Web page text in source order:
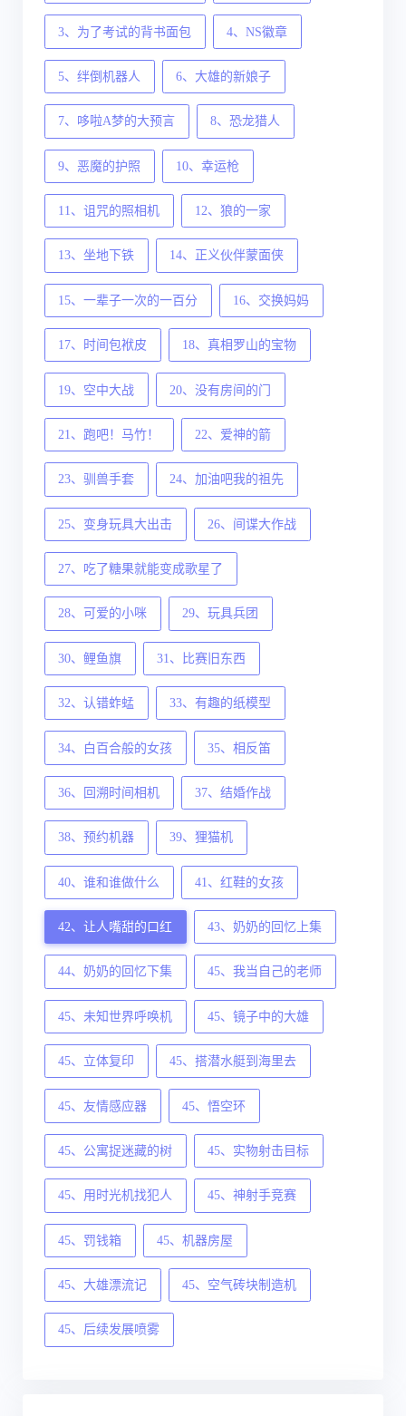
3、为了考试的背书面包 4、NS徽章
5、绊倒机器人 6、大雄的新娘子
7、哆啦A梦的大预言 8、恐龙猎人
9、恶魔的护照 10、幸运枪
11、诅咒的照相机 12、狼的一家
13、坐地下铁 14、正义伙伴蒙面侠
15、一辈子一次的一百分 16、交换妈妈
17、时间包袱皮 18、真相罗山的宝物
19、空中大战 20、没有房间的门
21、跑吧！马竹！ 22、爱神的箭
23、驯兽手套 24、加油吧我的祖先
25、变身玩具大出击 26、间谍大作战
27、吃了糖果就能变成歌星了
28、可爱的小咪 29、玩具兵团
30、鲤鱼旗 31、比赛旧东西
32、认错蚱蜢 33、有趣的纸模型
34、白百合般的女孩 35、相反笛
36、回溯时间相机 37、结婚作战
38、预约机器 39、狸猫机
40、谁和谁做什么 41、红鞋的女孩
42、让人嘴甜的口红 43、奶奶的回忆上集
44、奶奶的回忆下集 45、我当自己的老师
45、未知世界呼唤机 45、镜子中的大雄
45、立体复印 45、搭潜水艇到海里去
45、友情感应器 45、悟空环
45、公寓捉迷藏的树 45、实物射击目标
45、用时光机找犯人 45、神射手竞赛
45、罚钱箱 45、机器房屋
45、大雄漂流记 45、空气砖块制造机
45、后续发展喷雾